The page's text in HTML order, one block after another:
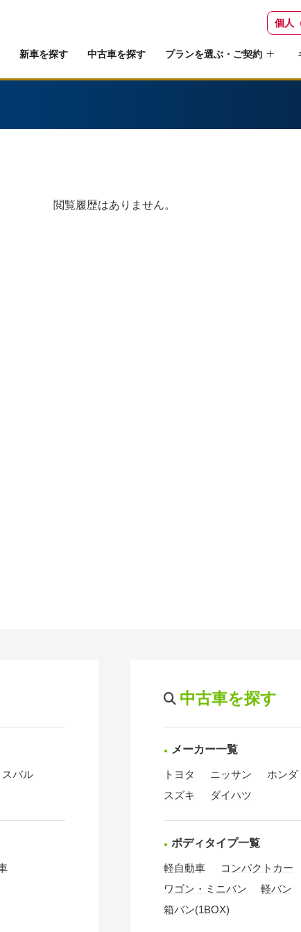
個人
新車を探す 中古車を探す プランを選ぶ・ご契約
閲覧履歴はありません。
スバル
中古車を探す
メーカー一覧
トヨタ ニッサン ホンダ
スズキ
ダイハツ
ボディタイプ一覧
軽自動車 コンパクトカー
ワゴン・ミニバン
軽バン
箱バン(1BOX)